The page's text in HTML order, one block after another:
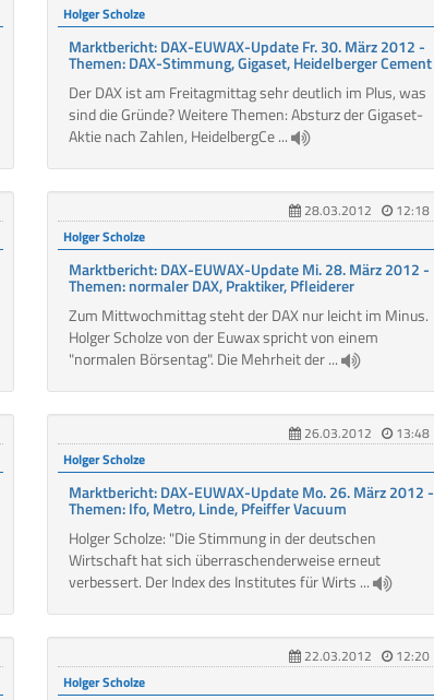
Holger Scholze
Marktbericht: DAX-EUWAX-Update Fr. 30. März 2012 -
Themen: DAX-Stimmung, Gigaset, Heidelberger Cement
Der DAX ist am Freitagmittag sehr deutlich im Plus, was
sind die Gründe? Weitere Themen: Absturz der Gigaset-
Aktie nach Zahlen, HeidelbergCe ...
28.03.2012
12:18
Holger Scholze
Marktbericht: DAX-EUWAX-Update Mi. 28. März 2012 -
Themen: normaler DAX, Praktiker, Pfleiderer
Zum Mittwochmittag steht der DAX nur leicht im Minus.
Holger Scholze von der Euwax spricht von einem
"normalen Börsentag". Die Mehrheit der ...
26.03.2012
13:48
Holger Scholze
Marktbericht: DAX-EUWAX-Update Mo. 26. März 2012 -
Themen: Ifo, Metro, Linde, Pfeiffer Vacuum
Holger Scholze: "Die Stimmung in der deutschen
Wirtschaft hat sich überraschenderweise erneut
verbessert. Der Index des Institutes für Wirts ...
22.03.2012
12:20
Holger Scholze